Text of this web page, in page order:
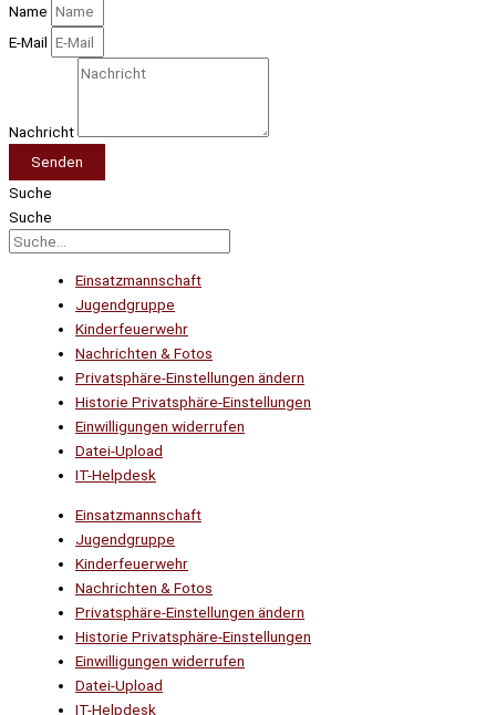
Name
E-Mail
Nachricht
Senden
Suche
Suche
Einsatzmannschaft
Jugendgruppe
Kinderfeuerwehr
Nachrichten & Fotos
Privatsphäre-Einstellungen ändern
Historie Privatsphäre-Einstellungen
Einwilligungen widerrufen
Datei-Upload
IT-Helpdesk
Einsatzmannschaft
Jugendgruppe
Kinderfeuerwehr
Nachrichten & Fotos
Privatsphäre-Einstellungen ändern
Historie Privatsphäre-Einstellungen
Einwilligungen widerrufen
Datei-Upload
IT-Helpdesk